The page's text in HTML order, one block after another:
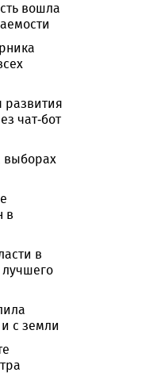
вошла
развития
чат-бот
выборах
в
в
с земли